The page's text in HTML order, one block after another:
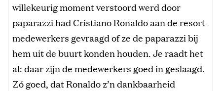
willekeurig moment verstoord werd door
paparazzi had Cristiano Ronaldo aan de resort-
medewerkers gevraagd of ze de paparazzi bij
hem uit de buurt konden houden. Je raadt het
al: daar zijn de medewerkers goed in geslaagd.
Zó goed, dat Ronaldo z’n dankbaarheid